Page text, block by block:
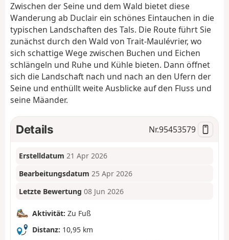
t
i
Zwischen der Seine und dem Wald bietet diese
Wanderung ab Duclair ein schönes Eintauchen in die
typischen Landschaften des Tals. Die Route führt Sie
zunächst durch den Wald von Trait-Maulévrier, wo
sich schattige Wege zwischen Buchen und Eichen
schlängeln und Ruhe und Kühle bieten. Dann öffnet
sich die Landschaft nach und nach an den Ufern der
Seine und enthüllt weite Ausblicke auf den Fluss und
seine Mäander.
Details Nr.95453579
Erstelldatum 21 Apr 2026
Bearbeitungsdatum 25 Apr 2026
Letzte Bewertung 08 Jun 2026
Aktivität: Zu Fuß
Distanz: 10,95 km